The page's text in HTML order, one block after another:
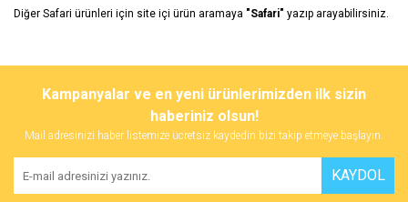
Diğer Safari ürünleri için site içi ürün aramaya "Safari" yazıp arayabilirsiniz.
Bu ürüne ilk yorumu siz yapın!
Yorum Yaz
tarafımıza iletebilirsiniz.
Görüş ve önerileriniz için teşekkür ederiz.
Ürün resmi kalitesiz, bozuk veya görüntülenemiyor.
Ürün açıklamasında eksik bilgiler bulunuyor.
Kampanyalar ve en yeni ürünlerimizden ilk sizin
haberiniz olsun!
Mail adresinizi haber listemize ücretsiz kaydedin bizi takip etmeye başlayın.
KAYDOL